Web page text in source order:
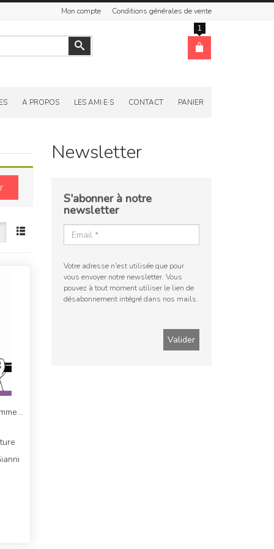
Mon compte Conditions générales de vente
1
A PROPOS LES AMI·E·S CONTACT PANIER
Newsletter
S'abonner à notre
newsletter
Votre adresse n'est utilisée que pour
vous envoyer notre newsletter. Vous
pouvez à tout moment utiliser le lien de
désabonnement intégré dans nos mails.